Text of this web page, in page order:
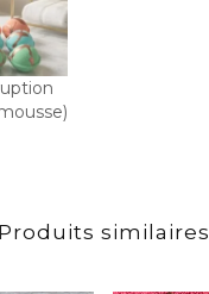
Produits similaires